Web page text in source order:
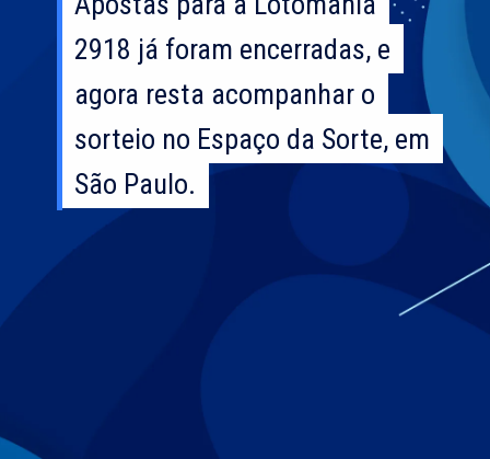
2918 já foram encerradas, e
agora resta acompanhar o
sorteio no Espaço da Sorte, em
São Paulo.
2918 já foram encerradas, e
agora resta acompanhar o
sorteio no Espaço da Sorte, em
São Paulo.